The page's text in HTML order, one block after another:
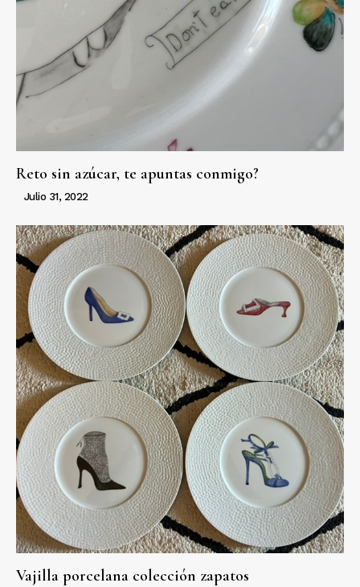
Reto sin azúcar, te apuntas conmigo?
Julio 31, 2022
Vajilla porcelana colección zapatos